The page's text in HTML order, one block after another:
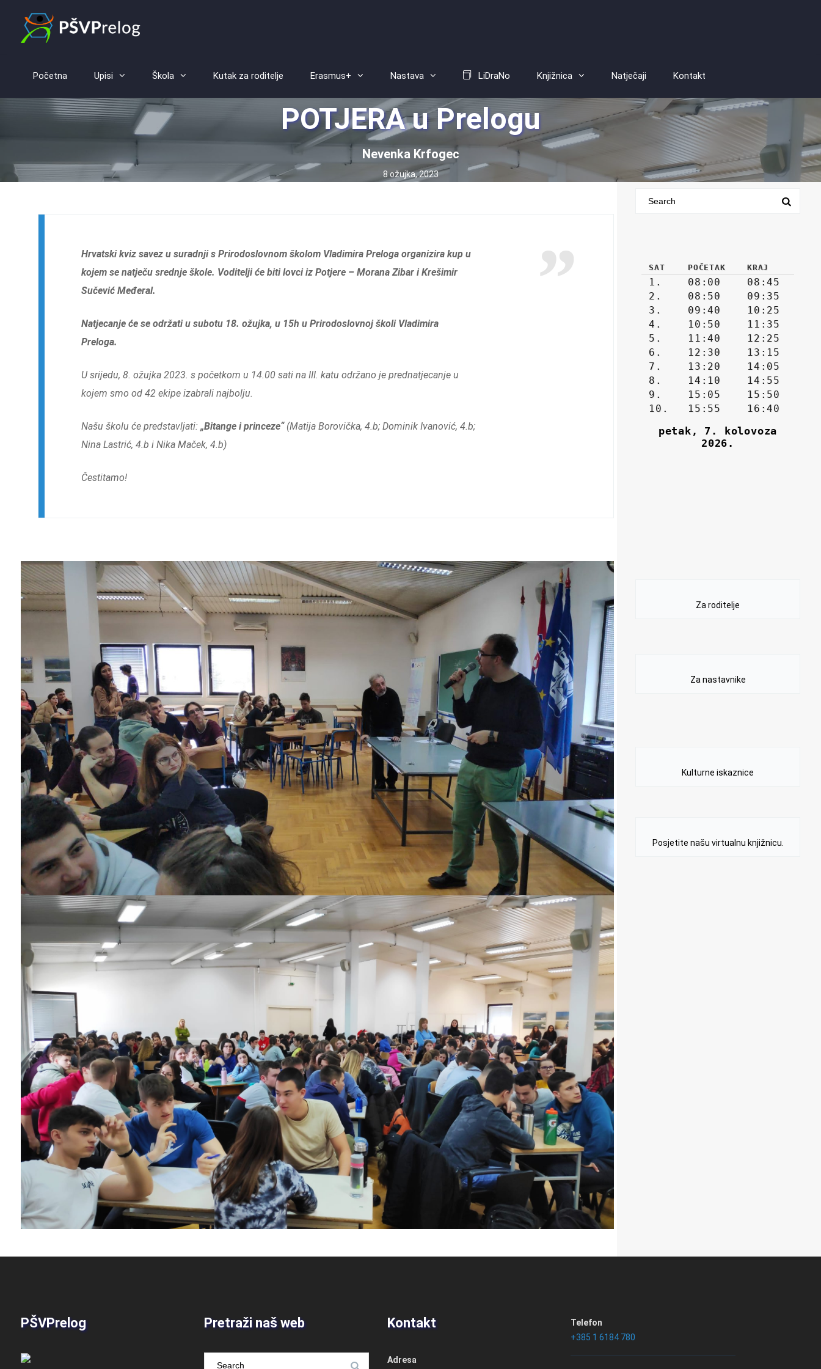
Početna Upisi Škola Kutak za roditelje Erasmus+ Nastava LiDraNo Knjižnica Natječaji Kontakt
POTJERA u Prelogu
Nevenka Krfogec
8 ožujka, 2023
Hrvatski kviz savez u suradnji s Prirodoslovnom školom Vladimira Preloga organizira kup u
kojem se natječu srednje škole. Voditelji će biti lovci iz Potjere – Morana Zibar i Krešimir
Sučević Međeral.
Natjecanje će se održati u subotu 18. ožujka, u 15h u Prirodoslovnoj školi Vladimira
Preloga.
U srijedu, 8. ožujka 2023. s početkom u 14.00 sati na III. katu održano je prednatjecanje u
kojem smo od 42 ekipe izabrali najbolju.
Našu školu će predstavljati: „Bitange i princeze“(Matija Borovička, 4.b; Dominik Ivanović, 4.b;
Nina Lastrić, 4.b i Nika Maček, 4.b)
Čestitamo!
Za roditelje
Za nastavnike
Kulturne iskaznice
Posjetite našu virtualnu knjižnicu.
PŠVPrelog Pretraži naš web Kontakt
Adresa
Telefon
+385 1 6184 780